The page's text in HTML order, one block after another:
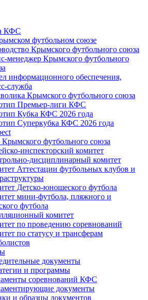
КФС
футбольном союзе
Крымского футбольного союза
менеджер Крымского футбольного
информационного обеспечения,
служба
Крымского футбольного союза
Премьер-лиги КФС
Кубка КФС 2026 года
Суперкубка КФС 2026 года
футбольного союза
инспекторский комитет
дисциплинарный комитет
Аттестации футбольных клубов и
Детско-юношеского футбола
мини-футбола, пляжного и
футбола
комитет
по проведению соревнований
по статусу и трансферам
документы
и программы
соревнований КФС
документы
и образцы документов